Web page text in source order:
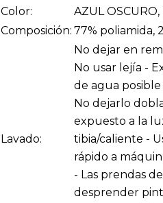
Color:
AZUL OSCURO,
Composición: 77% poliamida,
Lavado:
No dejar en
No usar lejía -
de agua
No dejarlo
expuesto a la
tibia/caliente -
rápido a
- Las prendas
desprender